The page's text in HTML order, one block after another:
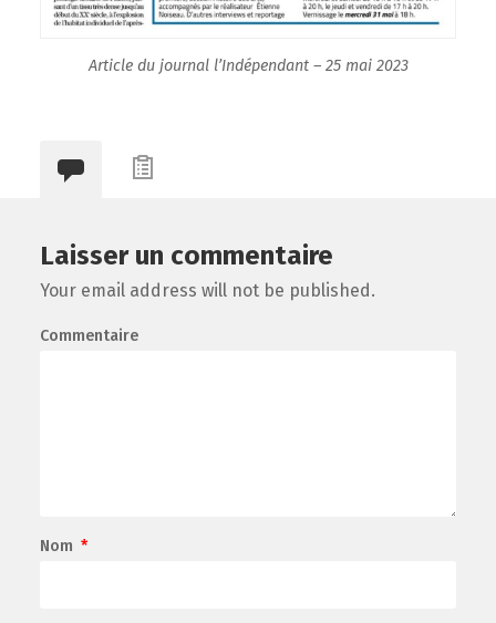
Article du journal l’Indépendant – 25 mai 2023
Laisser un commentaire
Your email address will not be published.
Commentaire
Nom *